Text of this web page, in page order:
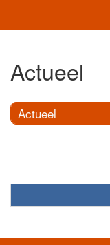
Actueel
Actueel